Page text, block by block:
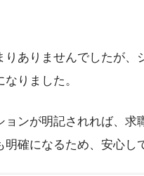
ありませんでしたが、
りました。
ンが明記されれば、
確になるため、安心し